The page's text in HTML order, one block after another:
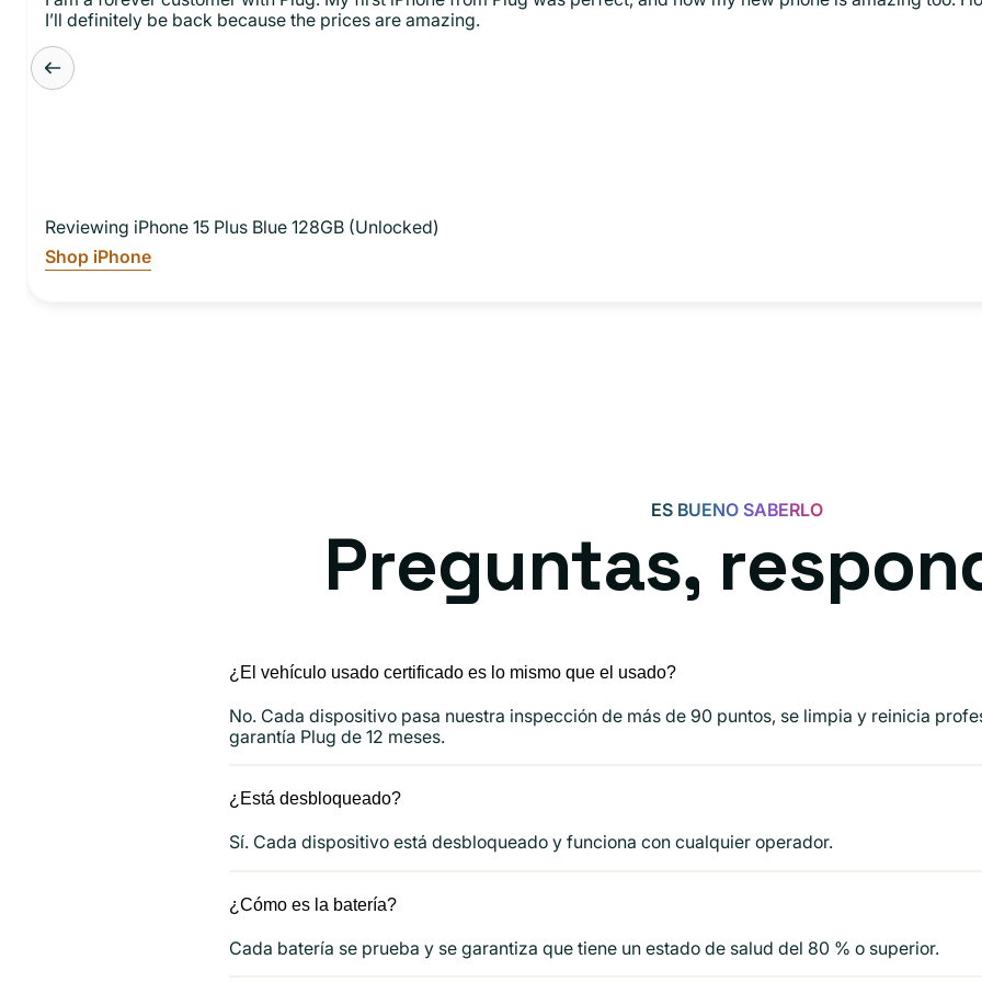
I’ll definitely be back because the prices are amazing.
Reviewing iPhone 15 Plus Blue 128GB (Unlocked)
Shop iPhone
ES BUENO SABERLO
Preguntas,
¿El vehículo usado certificado es lo mismo que el usado?
No. Cada dispositivo pasa nuestra inspección de más de 90 puntos, se limpia y reinicia
garantía Plug de 12 meses.
¿Está desbloqueado?
Sí. Cada dispositivo está desbloqueado y funciona con cualquier operador.
¿Cómo es la batería?
Cada batería se prueba y se garantiza que tiene un estado de salud del 80 % o superior.